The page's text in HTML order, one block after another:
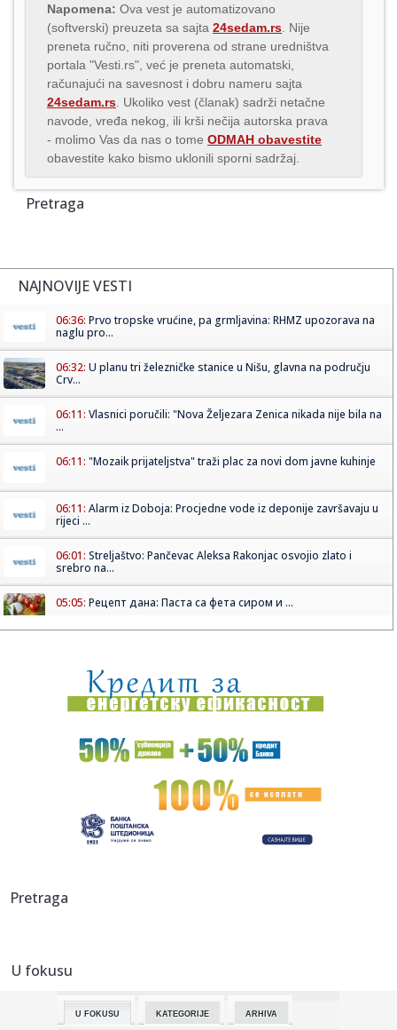
Napomena: Ova vest je automatizovano
(softverski) preuzeta sa sajta 24sedam.rs . Nije
preneta ručno, niti proverena od strane uredništva
portala "Vesti.rs", već je preneta automatski,
računajući na savesnost i dobru nameru sajta
24sedam.rs . Ukoliko vest (članak) sadrži netačne
navode, vređa nekog, ili krši nečija autorska prava
- molimo Vas da nas o tome ODMAH obavestite
obavestite kako bismo uklonili sporni sadržaj.
Pretraga
NAJNOVIJE VESTI
06:36: Prvo tropske vrućine, pa grmljavina: RHMZ upozorava na
naglu pro...
06:32: U planu tri železničke stanice u Nišu, glavna na području
Crv...
06:11: Vlasnici poručili: "Nova Željezara Zenica nikada nije bila na
...
06:11: "Mozaik prijateljstva" traži plac za novi dom javne kuhinje
06:11: Alarm iz Doboja: Procjedne vode iz deponije završavaju u
rijeci ...
06:01: Streljaštvo: Pančevac Aleksa Rakonjac osvojio zlato i
srebro na...
05:05: Рецепт дана: Паста са фета сиром и ...
00:44:Dogodilo se na današnji datum, 7. avgust
00:44:Zvezda nastavlja tradiciju, opet časti najmlađe navijače
(FOTO...
Nissan Qashqai e-Power prešao 1980 km s jednim
00:29:Evropa gori! Još jedan toplotni talas, cela Italija pod
00:05:
00:04: Vukotić ne zna ko je Baba: "Vidim da ga svi hvale"
Pretraga
U fokusu
U FOKUSU KATEGORIJE ARHIVA